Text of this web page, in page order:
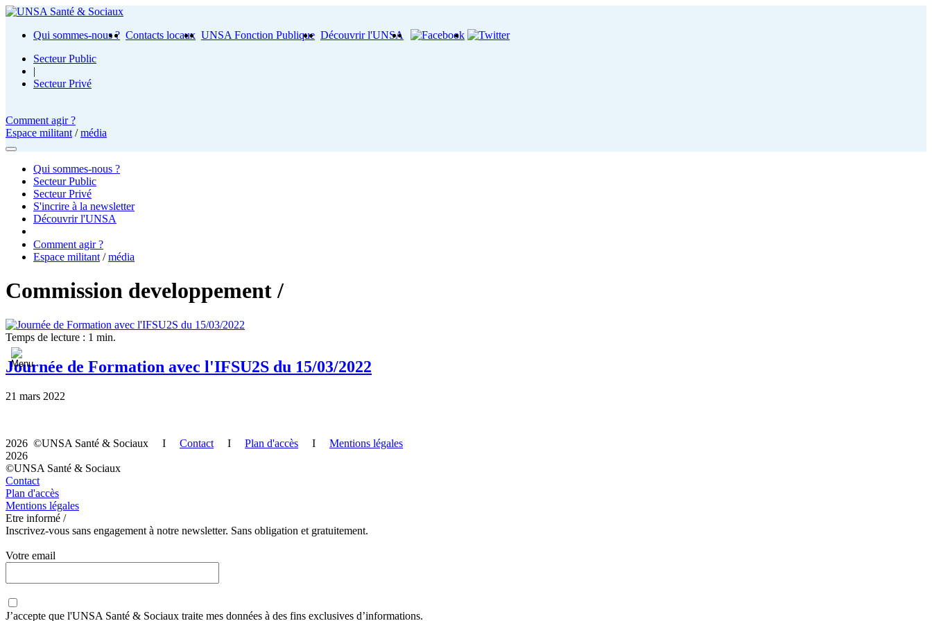
Qui sommes-nous ? Contacts locaux UNSA Fonction Publique Découvrir l'UNSA
Secteur Public
|
Secteur Privé
Comment agir ?
Espace militant /média
Qui sommes-nous ?
Secteur Public
Secteur Privé
S'incrire à la newsletter
Découvrir l'UNSA
Comment agir ?
Espace militant /média
Commission developpement /
Temps de lecture : 1 min.
Journée de Formation avec l'IFSU2S du 15/03/2022
21 mars 2022
2026 ©UNSA Santé & Sociaux I Contact I Plan d'accès I Mentions légales
2026
©UNSA Santé & Sociaux
Contact
Plan d'accès
Mentions légales
Etre informé /
Inscrivez-vous sans engagement à notre newsletter. Sans obligation et gratuitement.
Votre email
J’accepte que l'UNSA Santé & Sociaux traite mes données à des fins exclusives d’informations.